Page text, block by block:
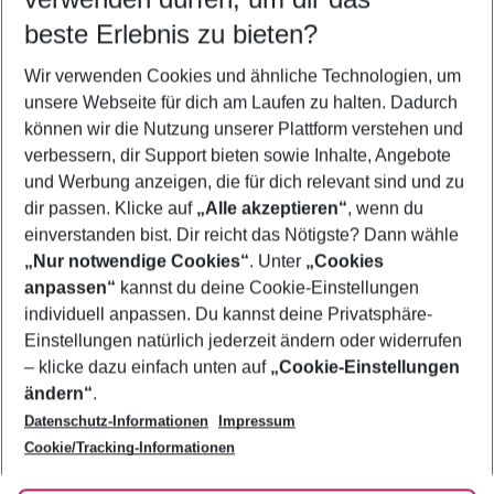
5-8 Nächte
2 Erwachsene Keine Kinder
Mehr Filter anzeigen
Footer
Footer navigation
Über uns
AGB
Bestpreisgarantie
Cookie-Einstellungen ändern
Cookie-Richtlinie
Agenturbetreuung
Barrierefreies Reisen
Folge uns
beste Erlebnis zu bieten?
Wir verwenden Cookies und ähnliche Technologien, um
unsere Webseite für dich am Laufen zu halten. Dadurch
können wir die Nutzung unserer Plattform verstehen und
verbessern, dir Support bieten sowie Inhalte, Angebote
und Werbung anzeigen, die für dich relevant sind und zu
dir passen. Klicke auf „Alle akzeptieren“, wenn du
einverstanden bist. Dir reicht das Nötigste? Dann wähle
„Nur notwendige Cookies“. Unter „Cookies
anpassen“ kannst du deine Cookie-Einstellungen
individuell anpassen. Du kannst deine Privatsphäre-
Einstellungen natürlich jederzeit ändern oder widerrufen
– klicke dazu einfach unten auf „Cookie-Einstellungen
ändern“.
Datenschutz-Informationen
Impressum
Cookie/Tracking-Informationen